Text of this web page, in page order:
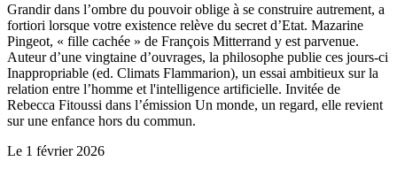
Grandir dans l’ombre du pouvoir oblige à se construire autrement, a
fortiori lorsque votre existence relève du secret d’Etat. Mazarine
Pingeot, « fille cachée » de François Mitterrand y est parvenue.
Auteur d’une vingtaine d’ouvrages, la philosophe publie ces jours-ci
Inappropriable (ed. Climats Flammarion), un essai ambitieux sur la
relation entre l’homme et l'intelligence artificielle. Invitée de
Rebecca Fitoussi dans l’émission Un monde, un regard, elle revient
sur une enfance hors du commun.
Le 1 février 2026